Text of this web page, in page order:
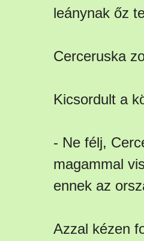
leánynak őz
Cerceruska
Kicsordult a
- Ne félj,
magammal
ennek az
Azzal kézen